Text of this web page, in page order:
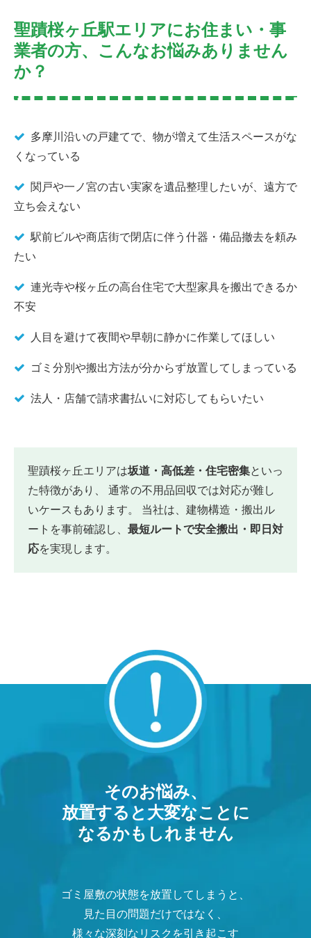
聖蹟桜ヶ丘駅エリアにお住まい・事
業者の方、こんなお悩みありません
か？
多摩川沿いの戸建てで、物が増えて生活スペースがな
くなっている
関戸や一ノ宮の古い実家を遺品整理したいが、遠方で
立ち会えない
駅前ビルや商店街で閉店に伴う什器・備品撤去を頼み
たい
連光寺や桜ヶ丘の高台住宅で大型家具を搬出できるか
不安
人目を避けて夜間や早朝に静かに作業してほしい
ゴミ分別や搬出方法が分からず放置してしまっている
法人・店舗で請求書払いに対応してもらいたい
聖蹟桜ヶ丘エリアは坂道・高低差・住宅密集といっ
た特徴があり、 通常の不用品回収では対応が難し
いケースもあります。 当社は、建物構造・搬出ル
ートを事前確認し、 最短ルートで安全搬出・即日対
応を実現します。
そのお悩み、
放置すると大変なことに
なるかもしれません
ゴミ屋敷の状態を放置してしまうと、
見た目の問題だけではなく、
様々な深刻なリスクを引き起こす